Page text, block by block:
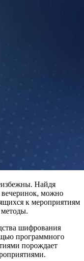
Найдя
можно
к мероприятиям
шифрования
программного
порождает